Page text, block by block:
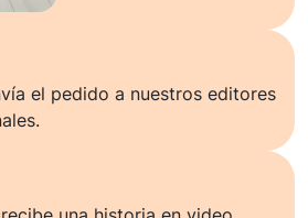
el pedido a nuestros editores